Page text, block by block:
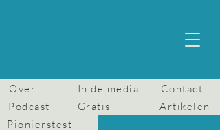
Over In de media
Contact
Podcast
Gratis
Artikelen
Pionierstest